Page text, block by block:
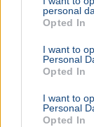
personal
Opted In
I want to
Personal
Opted In
I want to
Personal
Opted In